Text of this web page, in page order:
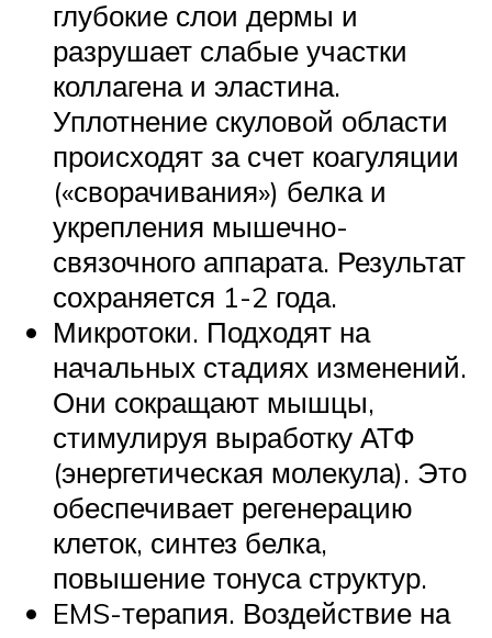
глубокие слои дермы и
разрушает слабые участки
коллагена и эластина.
Уплотнение скуловой области
происходят за счет коагуляции
(«сворачивания») белка и
укрепления мышечно-
связочного аппарата. Результат
сохраняется 1-2 года.
Микротоки. Подходят на
начальных стадиях изменений.
Они сокращают мышцы,
стимулируя выработку АТФ
(энергетическая молекула). Это
обеспечивает регенерацию
клеток, синтез белка,
повышение тонуса структур.
EMS-терапия. Воздействие на